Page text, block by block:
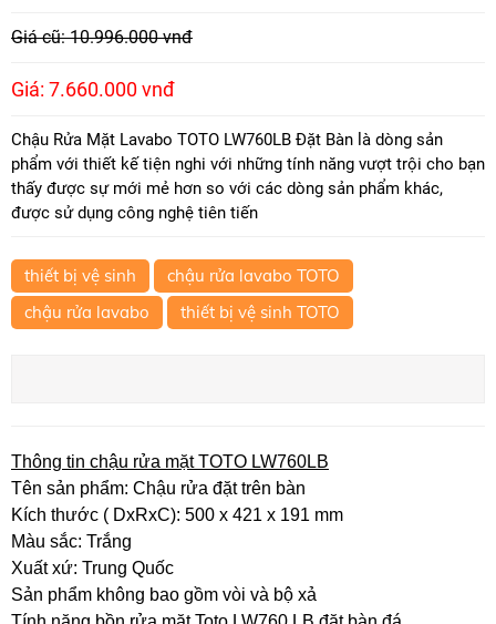
Giá cũ: 10.996.000 vnđ
Giá: 7.660.000 vnđ
Chậu Rửa Mặt Lavabo TOTO LW760LB Đặt Bàn là dòng sản
phẩm với thiết kế tiện nghi với những tính năng vượt trội cho bạn
thấy được sự mới mẻ hơn so với các dòng sản phẩm khác,
được sử dụng công nghệ tiên tiến
thiết bị vệ sinh
chậu rửa lavabo TOTO
chậu rửa lavabo
thiết bị vệ sinh TOTO
Thông tin chậu rửa mặt TOTO LW760LB
Tên sản phẩm: Chậu rửa đặt trên bàn
Kích thước ( DxRxC): 500 x 421 x 191 mm
Màu sắc: Trắng
Xuất xứ: Trung Quốc
Sản phẩm không bao gồm vòi và bộ xả